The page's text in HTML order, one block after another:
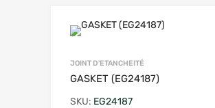
JOINT D'ETANCHEITÉ
GASKET (EG24187)
SKU: EG24187